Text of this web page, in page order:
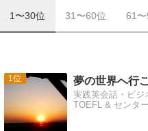
1〜30位 31〜60位 61
1 夢の世界へ行
実践英会話・ビジ
TOEFL & センタ